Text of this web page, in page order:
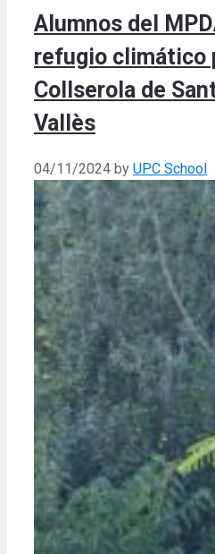
Alumnos del
refugio climático
Collserola de
Vallès
04/11/2024 by UPC School